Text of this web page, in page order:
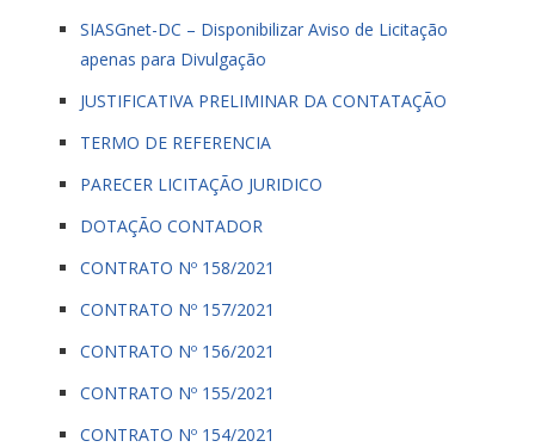
SIASGnet-DC – Disponibilizar Aviso de Licitação
apenas para Divulgação
JUSTIFICATIVA PRELIMINAR DA CONTATAÇÃO
TERMO DE REFERENCIA
PARECER LICITAÇÃO JURIDICO
DOTAÇÃO CONTADOR
CONTRATO Nº 158/2021
CONTRATO Nº 157/2021
CONTRATO Nº 156/2021
CONTRATO Nº 155/2021
CONTRATO Nº 154/2021